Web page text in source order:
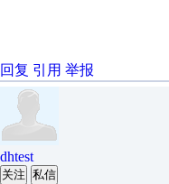
回复 引用 举报
dhtest
关注 私信